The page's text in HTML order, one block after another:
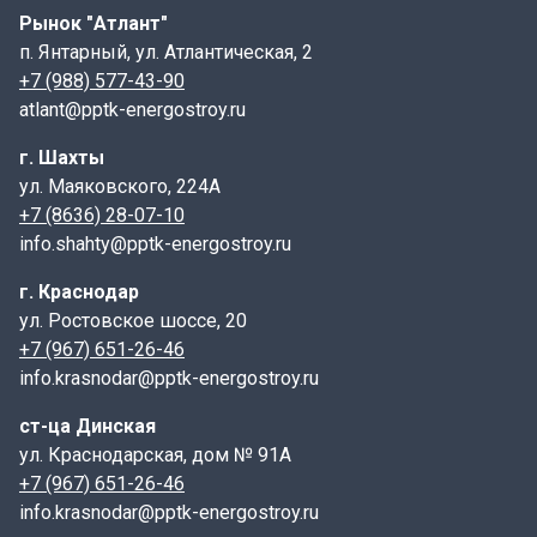
ржавчины, препятствующего проникновению
коррозии вглубь металла.
Мы предлагаем широкий ассортимент чугунных плит,
обладают такими преимуществами, как простота
монтажа и доступная цена, что делает их
премиальным выбором благодаря их высоким
эксплуатационным качествам.
Для повышения эффективности теплоотдачи
рекомендуется использовать плиты с рельефным
орнаментом и насечками. Следует учитывать, что
минимальное количество зазоров на плите снижает ее
интенсивном нагреве чугун может деформироваться.
Соблюдение этих рекомендаций позволит продлить
срок службы изделия.
Рынок "Атлант"
п. Янтарный, ул. Атлантическая, 2
+7 (988) 577-43-90
atlant@pptk-energostroy.ru
г. Шахты
ул. Маяковского, 224А
+7 (8636) 28-07-10
info.shahty@pptk-energostroy.ru
г. Краснодар
ул. Ростовское шоссе, 20
+7 (967) 651-26-46
info.krasnodar@pptk-energostroy.ru
ст-ца Динская
ул. Краснодарская, дом № 91А
+7 (967) 651-26-46
info.krasnodar@pptk-energostroy.ru